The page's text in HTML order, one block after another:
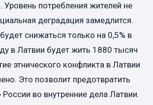
Уровень потребления жителей не
деградация замедлится.
снижаться только на 0,5% в
в Латвии будет жить 1880 тысяч
этнического конфликта в Латвии
Это позволит предотвратить
во внутренние дела Латвии.